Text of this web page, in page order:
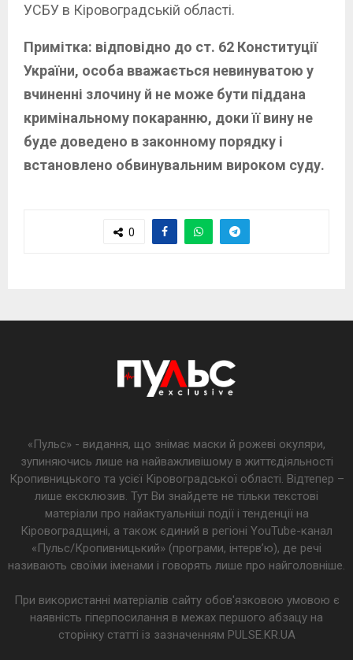
УСБУ в Кіровоградській області.
Примітка: відповідно до ст. 62 Конституції
України, особа вважається невинуватою у
вчиненні злочину й не може бути піддана
кримінальному покаранню, доки її вину не
буде доведено в законному порядку і
встановлено обвинувальним вироком суду.
0
«Пульс» - видання, що знімає маски й рожеві окуляри,
зупиняючись лише на найважливішому в життєдіяльності
Кропивницького та усієї Кіровоградської області. Відтепер –
лише ексклюзив. Тут Ви знайдете не тільки текстові
матеріали про найактуальніші події і тенденції на
Кіровоградщині, а також єдиний в регіоні YouTube-канал
«Пульс/Кропивницький» (програми, інтерв’ю), де речі
називають своїми іменами і говорять лише про найголовніше.
При використанні матеріалів сайту обов'язковою умовою є
наявність гіперпосилання в межах першого абзацу на
сторінку статті із зазначенням PULSE.KR.UA